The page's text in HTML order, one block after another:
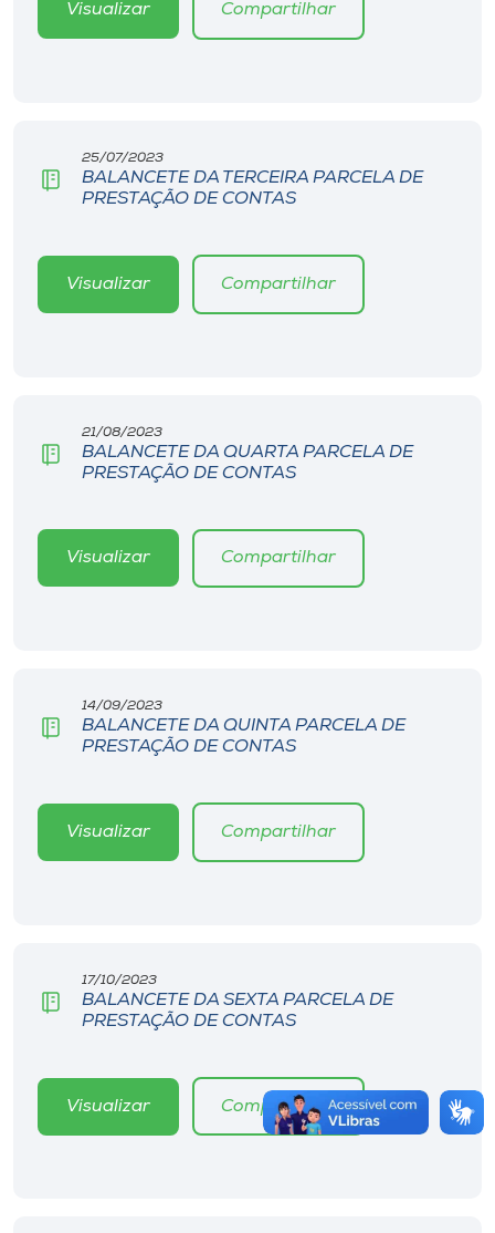
Visualizar Compartilhar
25/07/2023
BALANCETE DA TERCEIRA PARCELA DE
PRESTAÇÃO DE CONTAS
Visualizar Compartilhar
21/08/2023
BALANCETE DA QUARTA PARCELA DE
PRESTAÇÃO DE CONTAS
Visualizar Compartilhar
14/09/2023
BALANCETE DA QUINTA PARCELA DE
PRESTAÇÃO DE CONTAS
Visualizar Compartilhar
17/10/2023
BALANCETE DA SEXTA PARCELA DE
PRESTAÇÃO DE CONTAS
Visualizar Compartilhar